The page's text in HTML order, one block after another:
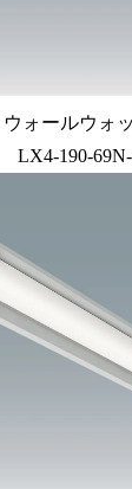
ォールウォ
LX4-190-